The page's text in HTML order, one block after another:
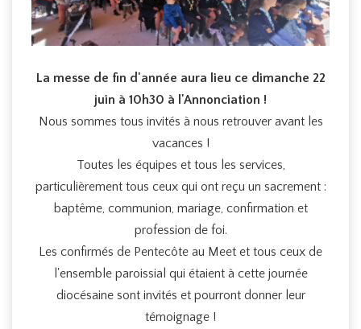
La messe de fin d'année aura lieu ce dimanche 22
juin à 10h30 à l'Annonciation !
Nous sommes tous invités à nous retrouver avant les
vacances !
Toutes les équipes et tous les services,
particulièrement tous ceux qui ont reçu un sacrement :
baptême, communion, mariage, confirmation et
profession de foi.
Les confirmés de Pentecôte au Meet et tous ceux de
l'ensemble paroissial qui étaient à cette journée
diocésaine sont invités et pourront donner leur
témoignage !